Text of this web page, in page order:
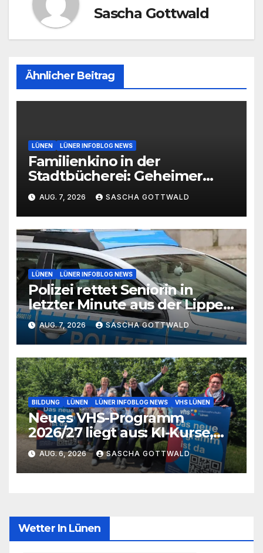
Sascha Gottwald
Ähnlicher Beitrag
LÜNEN LÜNER INFOBLOG NEWS
Familienkino in der
Stadtbücherei: Geheimer
Film bei freiem Eintritt
AUG. 7, 2026 SASCHA GOTTWALD
LÜNEN LÜNER INFOBLOG NEWS
Polizei rettet Seniorin in
letzter Minute aus der Lippe
bei Lünen
AUG. 7, 2026 SASCHA GOTTWALD
BILDUNG LÜNEN LÜNER INFOBLOG NEWS VHS LÜNEN
Neues VHS-Programm
2026/27 liegt aus: KI-Kurse,
IGA-Guides und neue
Formate
AUG. 6, 2026 SASCHA GOTTWALD
Wetter In Lünen